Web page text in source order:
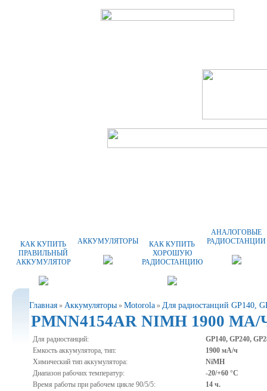
КАК КУПИТЬ
ПРАВИЛЬНЫЙ
АККУМУЛЯТОР
АККУМУЛЯТОРЫ
КАК КУПИТЬ
ХОРОШУЮ
РАДИОСТАНЦИЮ
АНАЛОГОВЫЕ
РАДИОСТАНЦИИ
Главная » Аккумуляторы » Motorola » Для радиостанций GP140,
PMNN4154AR NIMH 1900 МА/
Для радиостанций:
GP140, GP240,
Емкость аккумулятора, тип:
1900 мА/ч
Химический тип аккумулятора:
NiMH
Диапазон рабочих температур:
-20/+60 °С
Время работы при рабочем цикле 90/5/5:
14 ч.